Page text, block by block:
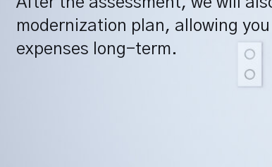
modernization plan, allowing
expenses long-term.